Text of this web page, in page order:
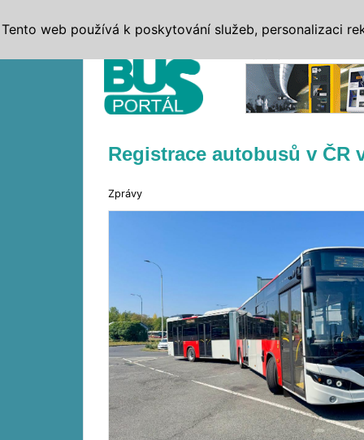
Registrace autobusů v ČR
Zprávy
Tento web používá k poskytování služeb, personalizaci